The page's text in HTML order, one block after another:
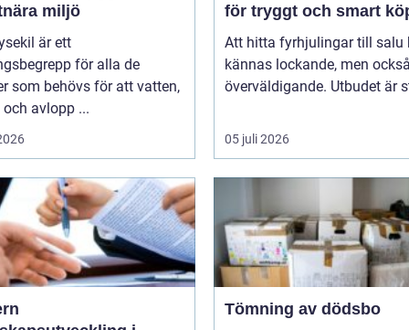
miljö
är ett
för alla de
som behövs för att vatten,
avlopp ...
för tryggt och smart
Att hitta fyrhjulingar till salu
kännas lockande, men
överväldigande. Utbudet är
05 juli 2026
Tömning av dödsbo